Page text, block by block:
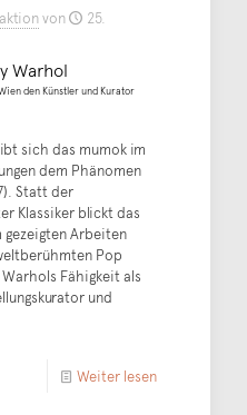
von
25.
Warhol
den Künstler und Kurator
sich das mumok im
dem Phänomen
Statt der
Klassiker blickt das
Arbeiten
Pop
Fähigkeit als
und
Weiter lesen